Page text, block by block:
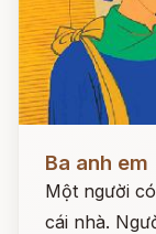
Ba anh em
Một người
cái nhà.